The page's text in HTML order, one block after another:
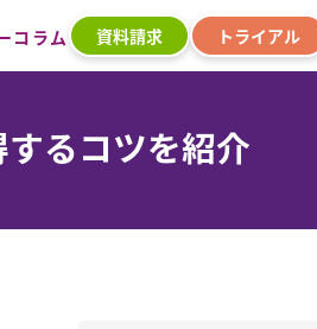
コラム 資料請求 トライアル
るコツを紹介